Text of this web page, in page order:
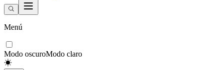
Menú
Modo oscuroModo claro